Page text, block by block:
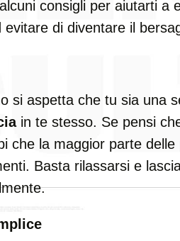
consigli per aiutarti a
evitare di diventare il
si aspetta che tu sia una
in te stesso. Se pensi
che la maggior parte
Basta rilassarsi e